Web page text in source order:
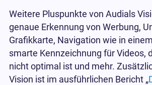
Weitere Pluspunkte von Audials
genaue Erkennung von Werbung,
Grafikkarte, Navigation wie in
smarte Kennzeichnung für Videos,
nicht optimal ist und mehr.
Vision ist im ausführlichen Bericht „